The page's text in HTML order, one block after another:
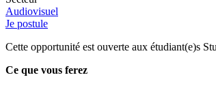
Audiovisuel
Je postule
Cette opportunité est ouverte aux étudiant(e)s
Ce que vous ferez